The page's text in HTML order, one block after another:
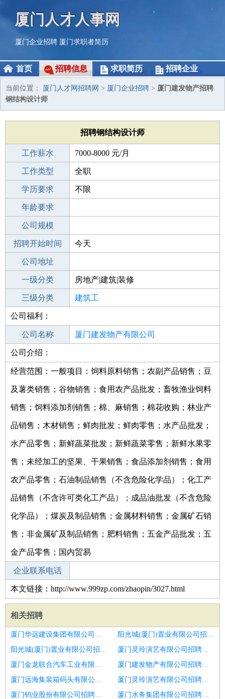
厦门人才人事网
厦门企业招聘 厦门求职者简历
首页 招聘信息 求职简历 招聘企业
当前位置： 厦门人才网招聘网 > 厦门企业招聘 > 厦门建发物产招聘
钢结构设计师
招聘钢结构设计师
工作薪水 7000-8000 元/月
招聘人数 1人
工作类型 全职
性别要求 -
学历要求 不限
工作经验
年龄要求
工作地点
公司规模
公司电话
招聘开始时间 今天
招聘结束时间
公司地址
一级分类 房地产|建筑|装修
二级分类 建筑/装修
三级分类 建筑工
其他行业
公司福利：
公司名称 厦门建发物产有限公司
公司类型
公司介绍：
经营范围：一般项目：饲料原料销售；农副产品销售；豆
及薯类销售；谷物销售；食用农产品批发；畜牧渔业饲料
销售；饲料添加剂销售；棉、麻销售；棉花收购；林业产
品销售；木材销售；鲜肉批发；鲜肉零售；水产品批发；
水产品零售；新鲜蔬菜批发；新鲜蔬菜零售；新鲜水果零
售；未经加工的坚果、干果销售；食品添加剂销售；食用
农产品零售；石油制品销售（不含危险化学品）；化工产
品销售（不含许可类化工产品）；成品油批发（不含危险
化学品）；煤炭及制品销售；金属材料销售；金属矿石销
售；非金属矿及制品销售；肥料销售；五金产品批发；五
金产品零售；国内贸易
企业联系电话
本文链接：http://www.999zp.com/zhaopin/3027.html
相关招聘
厦门华远建设集团有限公司招聘预决算招投标人员
阳光城(厦门)置业有限公司招聘项目行政专员
阳光城(厦门)置业有限公司招聘质量员
厦门灵玲演艺有限公司招聘会计
厦门金龙联合汽车工业有限公司招聘造价员
厦门建发物产有限公司招聘钢结构质量员
厦门远海集装箱码头有限公司招聘机电
厦门灵玲演艺有限公司招聘投资拓展经理主管
厦门钨业股份有限公司招聘钢结构设计师
厦门水务集团有限公司招聘施工主管